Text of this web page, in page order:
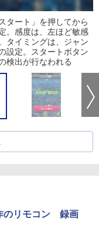
タート」を押してから
。感度は、左ほど敏感
タイミングは、ジャン
設定。スタートボタン
検出が行なわれる
のリモコン 録画